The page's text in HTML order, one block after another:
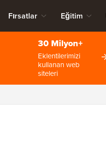
Fırsatlar Eğitim
30 Milyon+
Eklentilerimizi
kullanan web
siteleri